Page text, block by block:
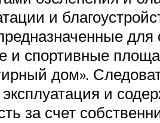
и
для
и спортивные
дом».
и
за счет